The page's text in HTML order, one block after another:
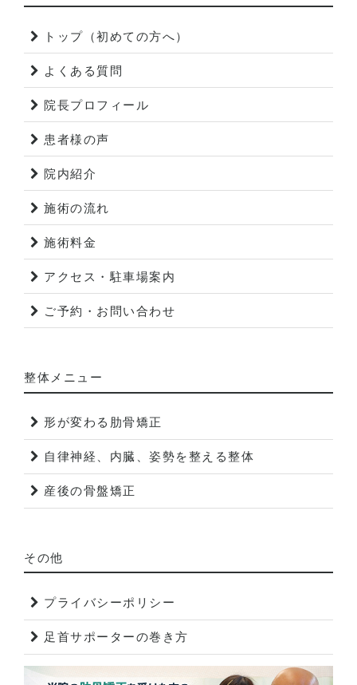
トップ（初めての方へ）
よくある質問
院長プロフィール
患者様の声
院内紹介
施術の流れ
施術料金
アクセス・駐車場案内
ご予約・お問い合わせ
整体メニュー
形が変わる肋骨矯正
自律神経、内臓、姿勢を整える整体
産後の骨盤矯正
その他
プライバシーポリシー
足首サポーターの巻き方